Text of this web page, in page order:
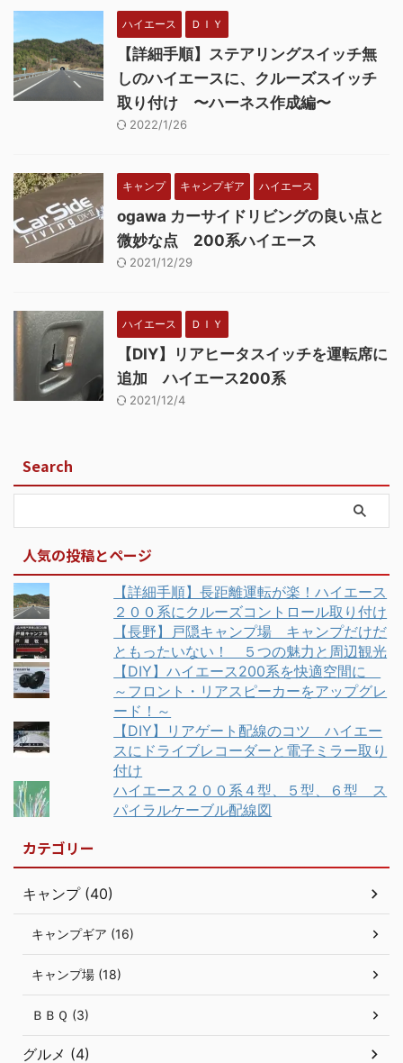
ハイエース ＤＩＹ
【詳細手順】ステアリングスイッチ無
しのハイエースに、クルーズスイッチ
取り付け 〜ハーネス作成編〜
2022/1/26
キャンプ キャンプギア ハイエース
ogawa カーサイドリビングの良い点と
微妙な点 200系ハイエース
2021/12/29
ハイエース ＤＩＹ
【DIY】リアヒータスイッチを運転席に
追加 ハイエース200系
2021/12/4
Search
人気の投稿とページ
【詳細手順】長距離運転が楽！ハイエース
２００系にクルーズコントロール取り付け
【長野】戸隠キャンプ場 キャンプだけだ
ともったいない！ ５つの魅力と周辺観光
【DIY】ハイエース200系を快適空間に
～フロント・リアスピーカーをアップグレ
ード！～
【DIY】リアゲート配線のコツ ハイエー
スにドライブレコーダーと電子ミラー取り
付け
ハイエース２００系４型、５型、６型 ス
パイラルケーブル配線図
カテゴリー
キャンプ (40)
キャンプギア (16)
キャンプ場 (18)
ＢＢＱ (3)
グルメ (4)